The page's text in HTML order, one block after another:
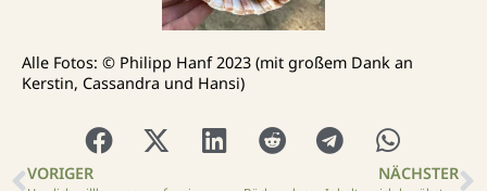
Alle Fotos: © Philipp Hanf 2023 (mit großem Dank an
Kerstin, Cassandra und Hansi)
VORIGER NÄCHSTER